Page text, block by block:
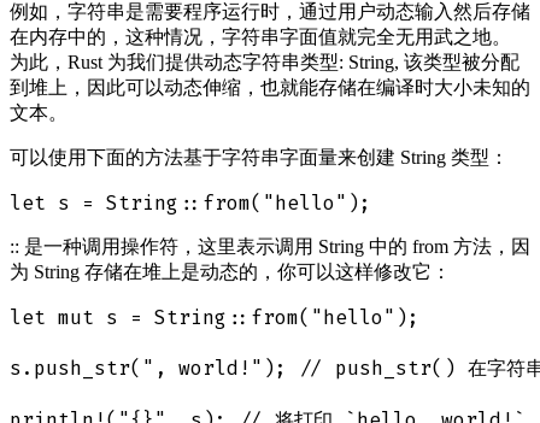
例如，字符串是需要程序运行时，通过用户动态输入然后存储
在内存中的，这种情况，字符串字面值就完全无用武之地。
为此，Rust 为我们提供动态字符串类型: String, 该类型被分配
到堆上，因此可以动态伸缩，也就能存储在编译时大小未知的
文本。
可以使用下面的方法基于字符串字面量来创建 String 类型：
:: 是一种调用操作符，这里表示调用 String 中的 from 方法，因
为 String 存储在堆上是动态的，你可以这样修改它：
let mut s = String::from("hello");
s.push_str(", world!"); // push_str() 在字符串后